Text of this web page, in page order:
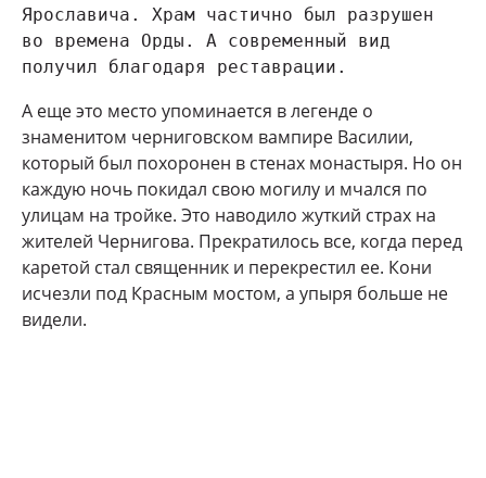
Ярославича. Храм частично был разрушен
во времена Орды. А современный вид
получил благодаря реставрации.
А еще это место упоминается в легенде о
знаменитом черниговском вампире Василии,
который был похоронен в стенах монастыря. Но он
каждую ночь покидал свою могилу и мчался по
улицам на тройке. Это наводило жуткий страх на
жителей Чернигова. Прекратилось все, когда перед
каретой стал священник и перекрестил ее. Кони
исчезли под Красным мостом, а упыря больше не
видели.